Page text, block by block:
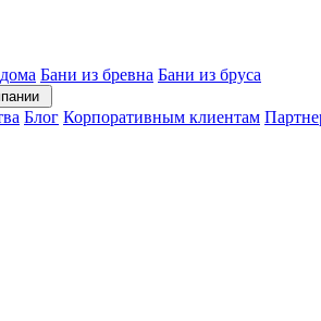
Бани из бревна Бани из бруса
Блог Корпоративным клиентам